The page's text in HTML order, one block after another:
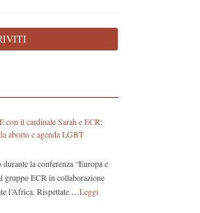
con il cardinale Sarah e ECR:
aborto e agenda LGBT
la conferenza “Europa e
gruppo ECR in collaborazione
l’Africa. Rispettate … Leggi